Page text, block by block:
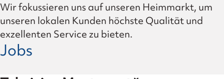
Wir fokussieren uns auf unseren Heimmarkt, um
unseren lokalen Kunden höchste Qualität und
exzellenten Service zu bieten.
Jobs